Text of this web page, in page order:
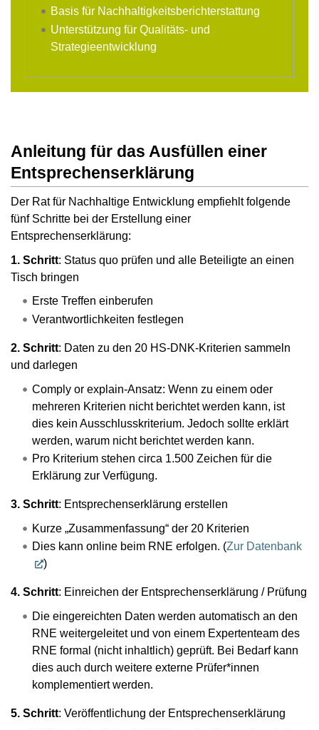
Basis für Nachhaltigkeitsberichterstattung
Unterstützung für Qualitäts- und
Strategieentwicklung
Anleitung für das Ausfüllen einer
Entsprechenserklärung
Der Rat für Nachhaltige Entwicklung empfiehlt folgende
fünf Schritte bei der Erstellung einer
Entsprechenserklärung:
1. Schritt: Status quo prüfen und alle Beteiligte an einen
Tisch bringen
Erste Treffen einberufen
Verantwortlichkeiten festlegen
2. Schritt: Daten zu den 20 HS-DNK-Kriterien sammeln
und darlegen
Comply or explain-Ansatz: Wenn zu einem oder
mehreren Kriterien nicht berichtet werden kann, ist
dies kein Ausschlusskriterium. Jedoch sollte erklärt
werden, warum nicht berichtet werden kann.
Pro Kriterium stehen circa 1.500 Zeichen für die
Erklärung zur Verfügung.
3. Schritt: Entsprechenserklärung erstellen
Kurze „Zusammenfassung“ der 20 Kriterien
Dies kann online beim RNE erfolgen. (Zur Datenbank
)
4. Schritt: Einreichen der Entsprechenserklärung / Prüfung
Die eingereichten Daten werden automatisch an den
RNE weitergeleitet und von einem Expertenteam des
RNE formal (nicht inhaltlich) geprüft. Bei Bedarf kann
dies auch durch weitere externe Prüfer*innen
komplementiert werden.
5. Schritt: Veröffentlichung der Entsprechenserklärung